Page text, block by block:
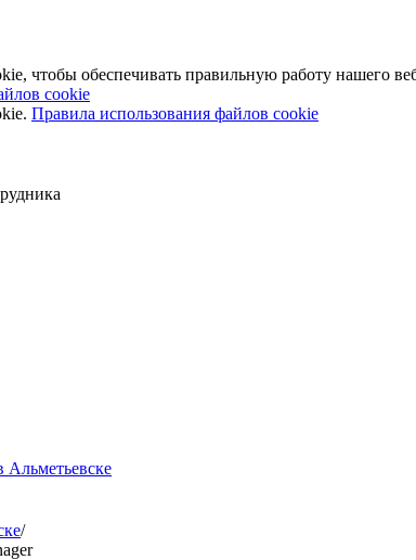
чтобы обеспечивать правильную работу нашего
cookie
Правила использования файлов cookie
Альметьевске
/